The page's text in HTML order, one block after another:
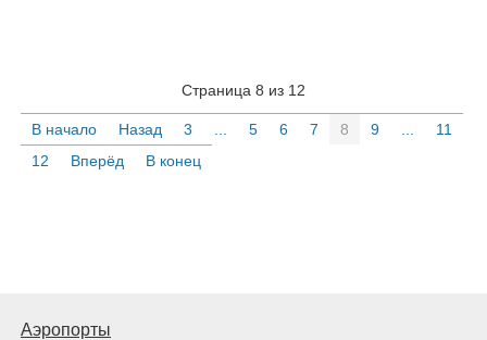
Страница 8 из 12
В начало Назад 3 5 6 7 8 9
11
12
Вперёд В конец
Аэропорты